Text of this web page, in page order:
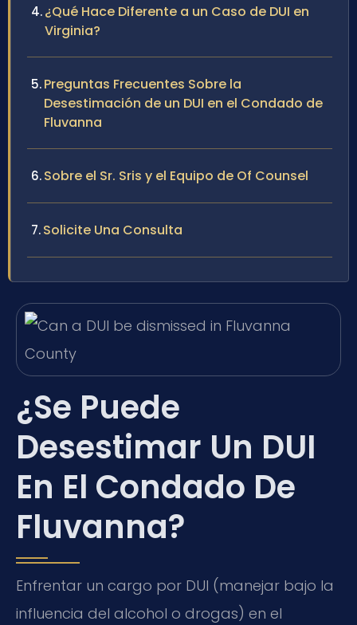
¿Qué Hace Diferente a un Caso de DUI en
Virginia?
Preguntas Frecuentes Sobre la
Desestimación de un DUI en el Condado de
Fluvanna
Sobre el Sr. Sris y el Equipo de Of Counsel
Solicite Una Consulta
¿Se Puede
Desestimar Un DUI
En El Condado De
Fluvanna?
Enfrentar un cargo por DUI (manejar bajo la
influencia del alcohol o drogas) en el